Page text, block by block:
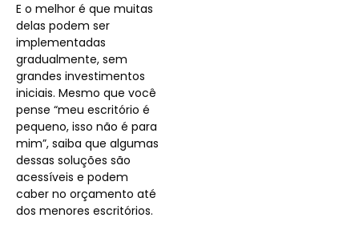
E o melhor é que muitas
delas podem ser
implementadas
gradualmente, sem
grandes investimentos
iniciais. Mesmo que você
pense “meu escritório é
pequeno, isso não é para
mim”, saiba que algumas
dessas soluções são
acessíveis e podem
caber no orçamento até
dos menores escritórios.